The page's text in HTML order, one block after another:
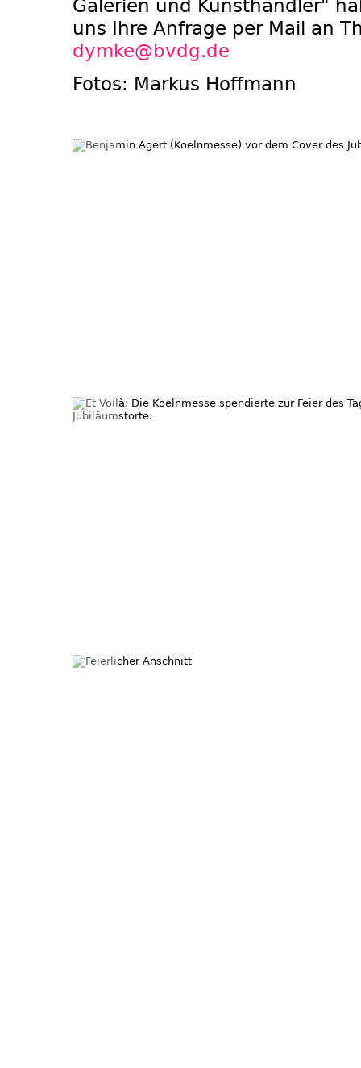
Galerien und Kunsthändler"
uns Ihre Anfrage per Mail an
dymke@bvdg.de
Fotos: Markus Hoffmann